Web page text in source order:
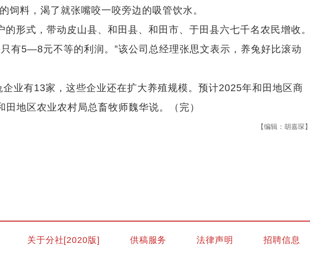
饲料，渴了就张嘴咬一咬旁边的吸管饮水。
式，带动皮山县、和田县、和田市、于田县六七千名农民增收。
有5—8元不等的利润。”该公司总经理张思文表示，养兔好比滚动
有13家，这些企业还在扩大养殖规模。预计2025年和田地区商
田地区农业农村局总畜牧师魏华说。（完）
【编辑：胡嘉琛】
关于分社[2020版] 供稿服务 法律声明 招聘信息